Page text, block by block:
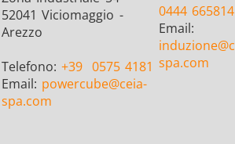
52041 Viciomaggio -
Arezzo
Telefono:+39 0575 4181
Email: powercube@ceia-
spa.com
0444 665814
Email:
induzione
spa.com